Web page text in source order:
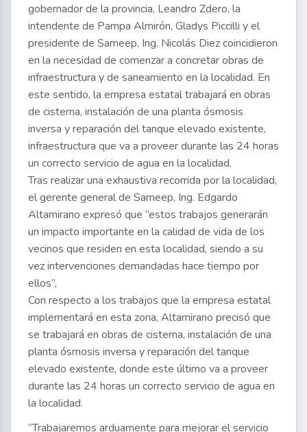
gobernador de la provincia, Leandro Zdero, la
intendente de Pampa Almirón, Gladys Piccilli y el
presidente de Sameep, Ing. Nicolás Diez coincidieron
en la necesidad de comenzar a concretar obras de
infraestructura y de saneamiento en la localidad. En
este sentido, la empresa estatal trabajará en obras
de cisterna, instalación de una planta ósmosis
inversa y reparación del tanque elevado existente,
infraestructura que va a proveer durante las 24 horas
un correcto servicio de agua en la localidad.
Tras realizar una exhaustiva recorrida por la localidad,
el gerente general de Sameep, Ing. Edgardo
Altamirano expresó que “estos trabajos generarán
un impacto importante en la calidad de vida de los
vecinos que residen en esta localidad, siendo a su
vez intervenciones demandadas hace tiempo por
ellos”,
Con respecto a los trabajos que la empresa estatal
implementará en esta zona, Altamirano precisó que
se trabajará en obras de cisterna, instalación de una
planta ósmosis inversa y reparación del tanque
elevado existente, donde este último va a proveer
durante las 24 horas un correcto servicio de agua en
la localidad.
“Trabajaremos arduamente para mejorar el servicio